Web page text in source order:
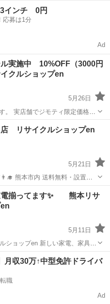
にお尋ねください。 LINEで
サイクルショップ
インチ 0円
応募は1分
Ad
実施中 10%OFF（3000円
クルショップen
5月26日
。 実店舗でジモティ限定価格に
ど分解洗浄、アルコール除菌を
プ リサイクルショップ
店 リサイクルショップen
5月21日
熊本市内 送料無料・設置無
り確認有り）
1243132464...
クルショップ 無料
電揃ってます✨ 熊本リサ
5月11日
ショップen 新しい家電、家具な
s.ekiten.jp/shop_2903801/ 熊本リサイクルショップe...
クルショップ クーポン
月収30万↑中型免許ドライバ
職
Ad